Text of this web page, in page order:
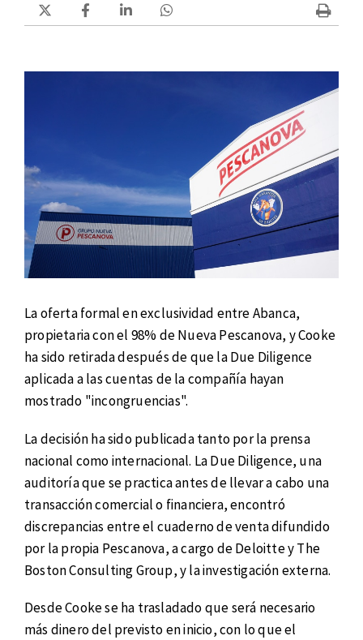
La oferta formal en exclusividad entre Abanca,
propietaria con el 98% de Nueva Pescanova, y Cooke
ha sido retirada después de que la Due Diligence
aplicada a las cuentas de la compañía hayan
mostrado "incongruencias".
La decisión ha sido publicada tanto por la prensa
nacional como internacional. La Due Diligence, una
auditoría que se practica antes de llevar a cabo una
transacción comercial o financiera, encontró
discrepancias entre el cuaderno de venta difundido
por la propia Pescanova, a cargo de Deloitte y The
Boston Consulting Group, y la investigación externa.
Desde Cooke se ha trasladado que será necesario
más dinero del previsto en inicio, con lo que el